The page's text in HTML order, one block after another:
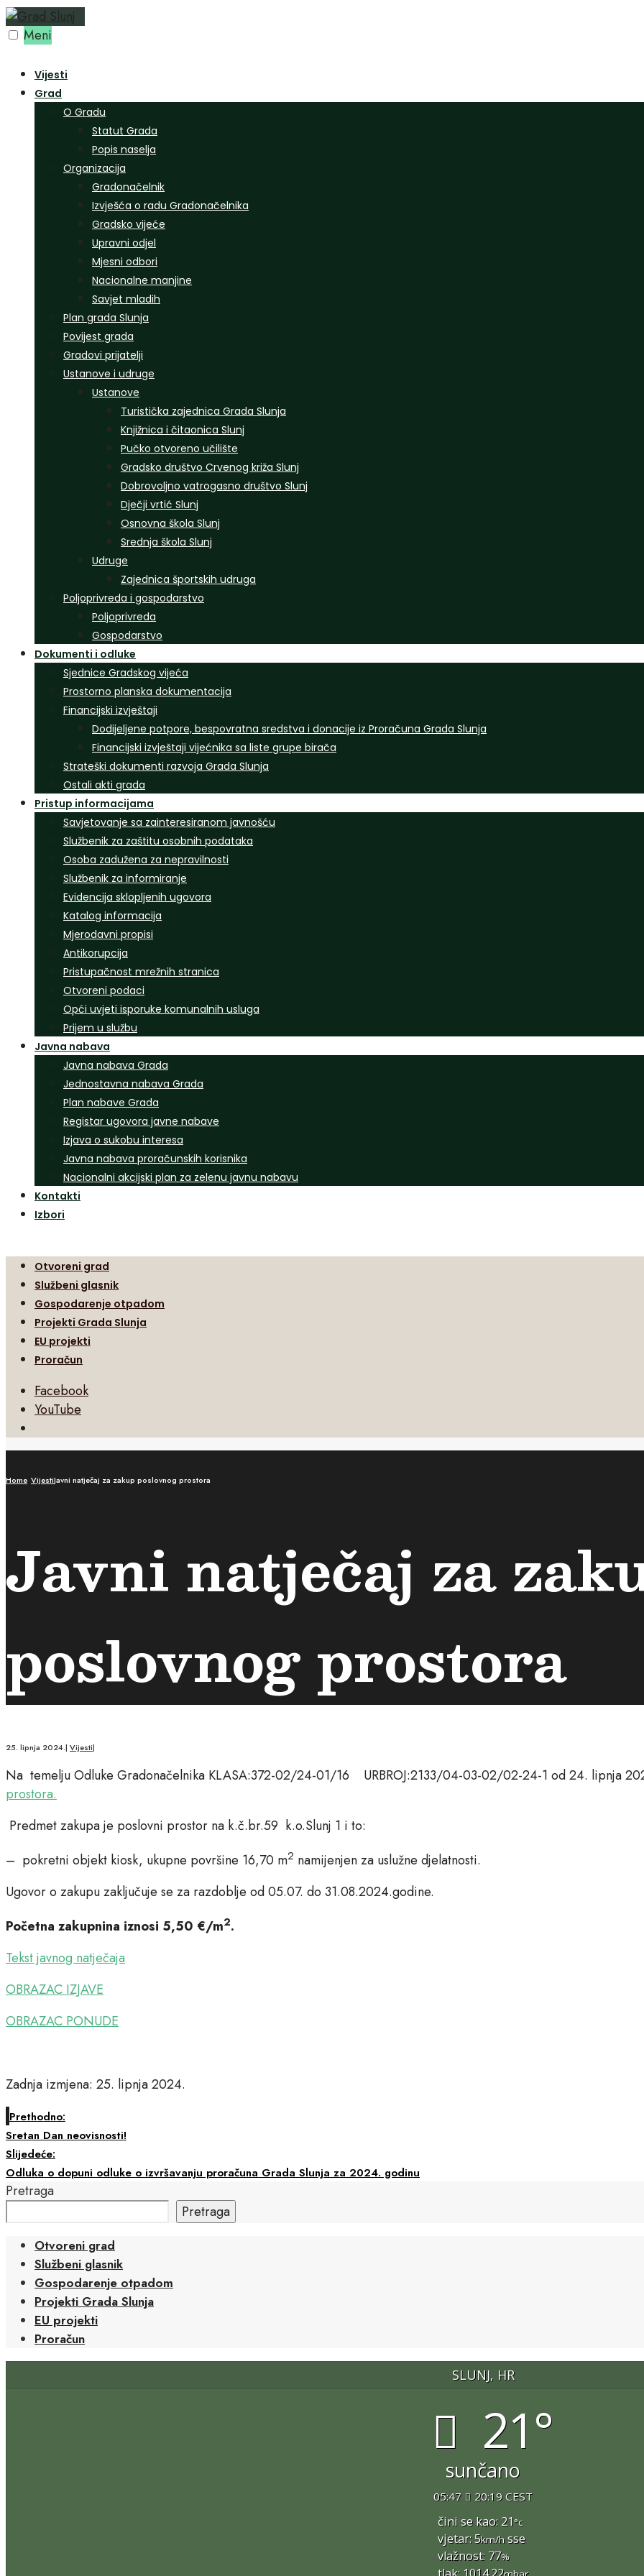
Preskoči
na Meni
Vijesti
Grad
O Gradu
Statut Grada
Popis naselja
Organizacija
Gradonačelnik
Izvješća o radu Gradonačelnika
Gradsko vijeće
Upravni odjel
Mjesni odbori
Nacionalne manjine
Savjet mladih
Plan grada Slunja
Povijest grada
Gradovi prijatelji
Ustanove i udruge
Ustanove
Turistička zajednica Grada Slunja
Knjižnica i čitaonica Slunj
Pučko otvoreno učilište
Gradsko društvo Crvenog križa Slunj
Dobrovoljno vatrogasno društvo Slunj
Dječji vrtić Slunj
Osnovna škola Slunj
Srednja škola Slunj
Udruge
Zajednica športskih udruga
Poljoprivreda i gospodarstvo
Poljoprivreda
Gospodarstvo
Dokumenti i odluke
Sjednice Gradskog vijeća
Prostorno planska dokumentacija
Financijski izvještaji
Dodijeljene potpore, bespovratna sredstva i donacije iz Proračuna Grada Slunja
Financijski izvještaji vijećnika sa liste grupe birača
Strateški dokumenti razvoja Grada Slunja
Ostali akti grada
Pristup informacijama
Savjetovanje sa zainteresiranom javnošću
Službenik za zaštitu osobnih podataka
Osoba zadužena za nepravilnosti
Službenik za informiranje
Evidencija sklopljenih ugovora
Katalog informacija
Mjerodavni propisi
Antikorupcija
Pristupačnost mrežnih stranica
Otvoreni podaci
Opći uvjeti isporuke komunalnih usluga
Prijem u službu
Javna nabava
Javna nabava Grada
Jednostavna nabava Grada
Plan nabave Grada
Registar ugovora javne nabave
Izjava o sukobu interesa
Javna nabava proračunskih korisnika
Nacionalni akcijski plan za zelenu javnu nabavu
Kontakti
Izbori
Otvoreni grad
Službeni glasnik
Gospodarenje otpadom
Projekti Grada Slunja
EU projekti
Proračun
Facebook
YouTube
Search
Home VijestiJavni natječaj za zakup poslovnog prostora
Javni natječaj za
poslovnog prostora
25. lipnja 2024.| Vijesti|
Na temelju Odluke Gradonačelnika KLASA:372-02/24-01/16 URBROJ:2133/04-03-02/02-24-1 od 24. lipnja
prostora.
Predmet zakupa je poslovni prostor na k.č.br.59 k.o.Slunj 1 i to:
– pokretni objekt kiosk, ukupne površine 16,70 m2 namijenjen za uslužne djelatnosti.
Ugovor o zakupu zaključuje se za razdoblje od 05.07. do 31.08.2024.godine.
Početna zakupnina iznosi 5,50 €/m2.
Tekst javnog natječaja
OBRAZAC IZJAVE
OBRAZAC PONUDE
Zadnja izmjena: 25. lipnja 2024.
Prethodno:
Sretan Dan neovisnosti!
Slijedeće:
Odluka o dopuni odluke o izvršavanju proračuna Grada Slunja za 2024. godinu
Pretraga
Pretraga
Otvoreni grad
Službeni glasnik
Gospodarenje otpadom
Projekti Grada Slunja
EU projekti
Proračun
SLUNJ, HR
21°
sunčano
05:47 20:19 CEST
čini se kao: 21°c
vjetar: 5km/h sse
vlažnost: 77%